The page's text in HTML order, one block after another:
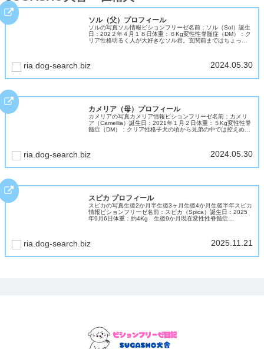
ソル（父）プロフィール
ソルの写真ソル情報ビションフリーゼ名前：ソル（Sol）誕生
日：202２年４月１８日体重：６Kg変性性脊髄症（DM）：ク
リア性格明るく人が大好きなソル君。玄関前まではちょっぴ
ria.dog-search.biz 2024.05.30
カメリア（母）プロフィール
カメリアの写真カメリア情報ビションフリーゼ名前：カメリ
ア（Camellia）誕生日：2021年１月２日体重：５Kg変性性脊
髄症（DM）：クリア性格子犬の頃から兄弟の中では控えめだ
ria.dog-search.biz 2024.05.30
スピカ プロフィール
スピカの写真生後2か月半生後3ヶ月生後4か月生後半年スピカ
情報ビションフリーゼ名前：スピカ（Spica）誕生日：2025
年9月6日体重：約4Kg 生後9か月現在変性性脊髄症
ria.dog-search.biz 2025.11.21